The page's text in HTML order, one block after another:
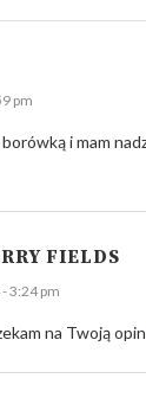
pm
i mam
FIELDS
3:24 pm
na Twoją